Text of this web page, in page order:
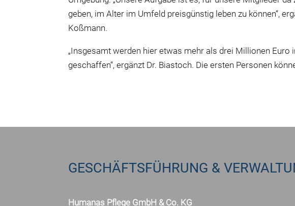
geben, im Alter im Umfeld preisgünstig leben zu können“,
Koßmann.
„Insgesamt werden hier etwas mehr als drei Millionen Euro
geschaffen“, ergänzt Dr. Biastoch. Die ersten Personen
GESCHÄFTSFÜHRUNG &
Humanas Pflege GmbH & Co. KG